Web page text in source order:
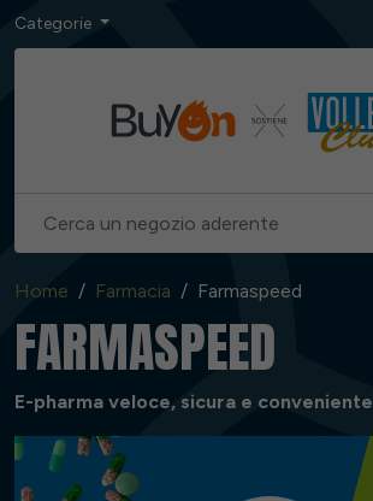
Categorie
Home Farmacia Farmaspeed
FARMASPEED
E-pharma veloce, sicura e conveniente